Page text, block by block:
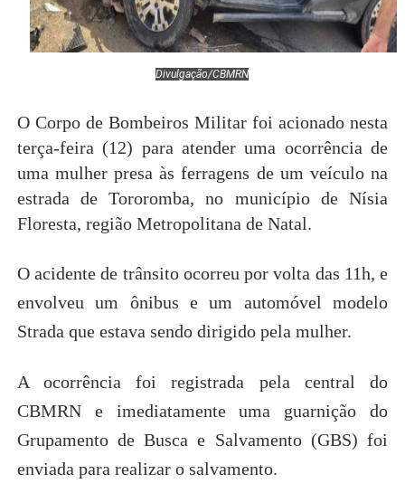
Divulgação/CBMRN
O Corpo de Bombeiros Militar foi acionado nesta
terça-feira (12) para atender uma ocorrência de
uma mulher presa às ferragens de um veículo na
estrada de Tororomba, no município de Nísia
Floresta, região Metropolitana de Natal.
O acidente de trânsito ocorreu por volta das 11h, e
envolveu um ônibus e um automóvel modelo
Strada que estava sendo dirigido pela mulher.
A ocorrência foi registrada pela central do
CBMRN e imediatamente uma guarnição do
Grupamento de Busca e Salvamento (GBS) foi
enviada para realizar o salvamento.